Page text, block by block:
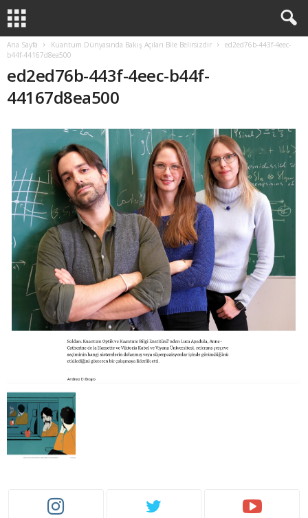
Ana Sayfa Kuantum Dünyasında Bakış Açıları Bile Belirsizdir
ed2ed76b-443f-4eec-
b44f-44167d8ea500
ed2ed76b-443f-4eec-b44f-
44167d8ea500